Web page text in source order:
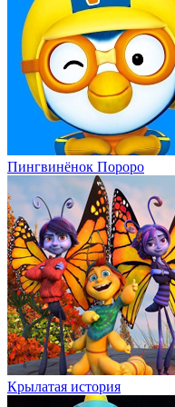
Пингвинёнок Пороро
Крылатая история